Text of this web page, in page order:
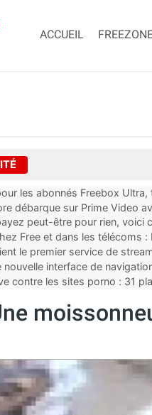
ACCUEIL
les abonnés Freebox
débarque sur Prime Video
peut-être pour rien, voici
oubliésFree et dans les télécoms
le premier service de
nouvelle interface de
contre les sites porno : 31